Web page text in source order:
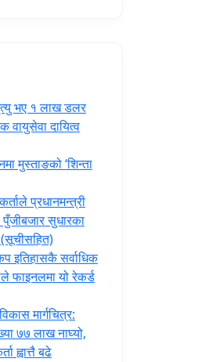
भए १ लाख डलर
वायुसेवा दायित्व
मुस्ताङको ‘शिन्ता
प्रधानमन्त्री
सुधारका
इतिहासकै सर्वाधिक
फाइनलमा यो रेकर्ड
मार्गचित्र:
७७ लाख नाघ्यो,
ह्वात्तै बढे